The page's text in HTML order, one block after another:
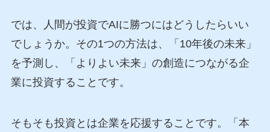
では、人間が投資でAIに勝つにはどうしたらいい
でしょうか。その1つの方法は、「10年後の未来」
を予測し、「よりよい未来」の創造につながる企
業に投資することです。
そもそも投資とは企業を応援することです。「本